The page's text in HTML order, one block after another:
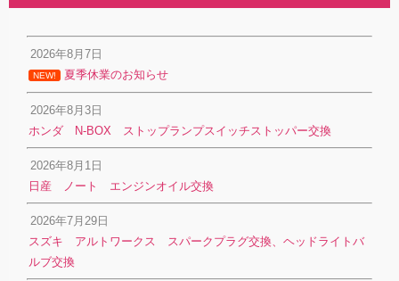
2026年8月7日
NEW! 夏季休業のお知らせ
2026年8月3日
ホンダ N-BOX ストップランプスイッチストッパー交換
2026年8月1日
日産 ノート エンジンオイル交換
2026年7月29日
スズキ アルトワークス スパークプラグ交換、ヘッドライトバ
ルブ交換